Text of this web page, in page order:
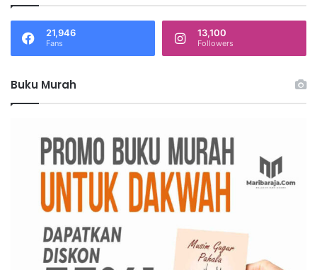
u
k
21,946
Fans
13,100
Followers
Buku Murah